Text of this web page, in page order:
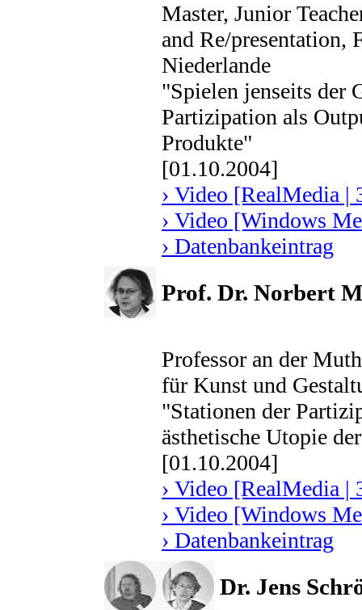
Master, Junior
and Re/
Niederlande
"Spielen jenseits der
Partizipation als
Produkte"
[01.10.2004]
› Video [RealMedia |
› Video [Windows
› Datenbankeintrag
Prof. Dr. Norbert
Professor an der
für Kunst und
"Stationen der
ästhetische Utopie
[01.10.2004]
› Video [RealMedia |
› Video [Windows
› Datenbankeintrag
Dr. Jens